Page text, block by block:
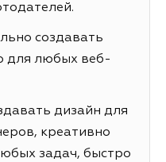
создавать
для любых веб-
дизайн для
креативно
задач, быстро